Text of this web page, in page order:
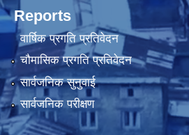
Reports
वार्षिक प्रगति प्रतिवेदन
चौमासिक प्रगति प्रतिवेदन
सार्वजनिक सुनुवाई
सार्वजनिक परीक्षण